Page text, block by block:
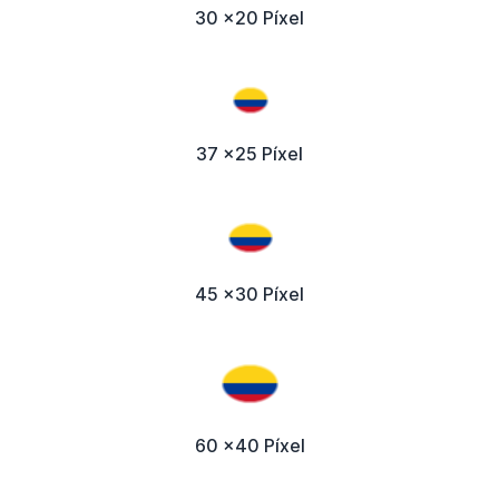
30 x20 Píxel
37 x25 Píxel
45 x30 Píxel
60 x40 Píxel